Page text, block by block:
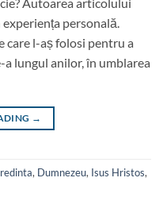
personală.
care l-aș folosi pentru a
a lungul anilor, în umblarea
→
, Dumnezeu, Isus Hristos,